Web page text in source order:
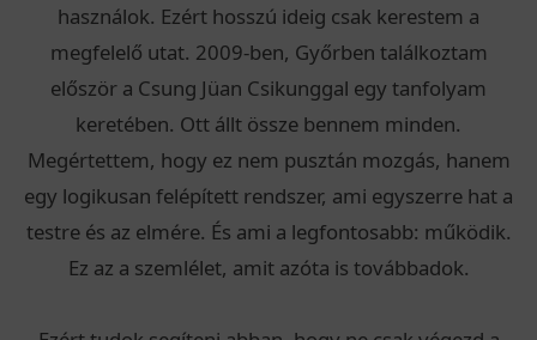
használok. Ezért hosszú ideig csak kerestem a
megfelelő utat. 2009-ben, Győrben találkoztam
először a Csung Jüan Csikunggal egy tanfolyam
keretében. Ott állt össze bennem minden.
Megértettem, hogy ez nem pusztán mozgás, hanem
egy logikusan felépített rendszer, ami egyszerre hat a
testre és az elmére. És ami a legfontosabb: működik.
Ez az a szemlélet, amit azóta is továbbadok.